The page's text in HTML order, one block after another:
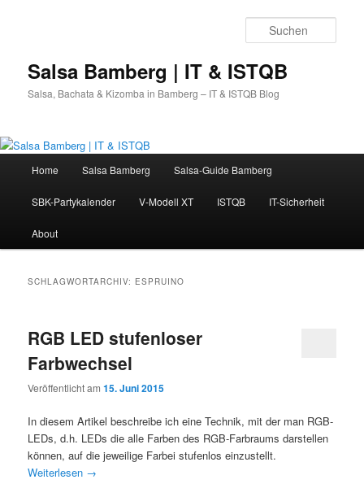
Salsa Bamberg | IT & ISTQB
Salsa, Bachata & Kizomba in Bamberg – IT & ISTQB Blog
Home Salsa Bamberg Salsa-Guide Bamberg
SBK-Partykalender V-Modell XT ISTQB IT-Sicherheit
About
SCHLAGWORTARCHIV: ESPRUINO
RGB LED stufenloser
Farbwechsel
Veröffentlicht am15. Juni 2015
In diesem Artikel beschreibe ich eine Technik, mit der man RGB-
LEDs, d.h. LEDs die alle Farben des RGB-Farbraums darstellen
können, auf die jeweilige Farbei stufenlos einzustellt.
Weiterlesen →